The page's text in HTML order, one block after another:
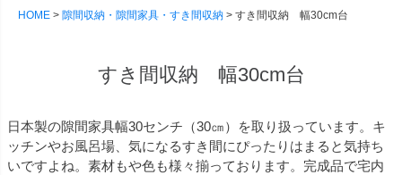
HOME 隙間収納・隙間家具・すき間収納 すき間収納 幅30cm台
すき間収納 幅30cm台
日本製の隙間家具幅30センチ（30㎝）を取り扱っています。キ
ッチンやお風呂場、気になるすき間にぴったりはまると気持ち
いですよね。素材もや色も様々揃っております。完成品で宅内